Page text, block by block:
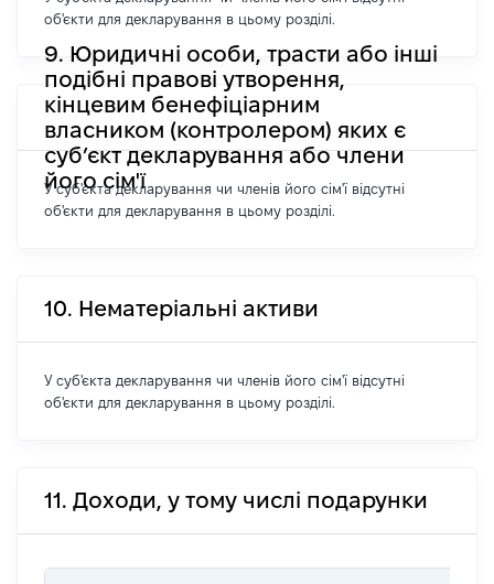
об'єкти для декларування в цьому розділі.
9. Юридичні особи, трасти або інші
подібні правові утворення,
кінцевим бенефіціарним
власником (контролером) яких є
суб’єкт декларування або члени
його сім'ї
У суб'єкта декларування чи членів його сім'ї відсутні
об'єкти для декларування в цьому розділі.
10. Нематеріальні активи
У суб'єкта декларування чи членів його сім'ї відсутні
об'єкти для декларування в цьому розділі.
11. Доходи, у тому числі подарунки